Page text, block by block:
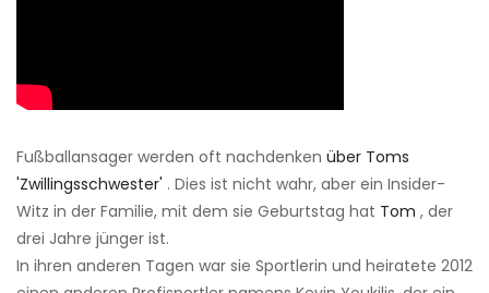
Fußballansager werden oft nachdenken über Toms
'Zwillingsschwester' . Dies ist nicht wahr, aber ein Insider-
Witz in der Familie, mit dem sie Geburtstag hat Tom , der
drei Jahre jünger ist.
In ihren anderen Tagen war sie Sportlerin und heiratete 2012